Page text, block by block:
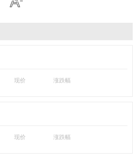
现价 涨跌幅
现价 涨跌幅